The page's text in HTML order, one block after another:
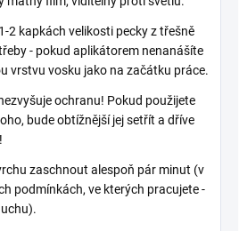
2 kapkách velikosti pecky z třešně
- pokud aplikátorem nenanášíte
vrstvu vosku jako na začátku práce.
ochranu! Pokud použijete
bude obtížnější jej setřít a dříve
zaschnout alespoň pár minut (v
podmínkách, ve kterých pracujete -